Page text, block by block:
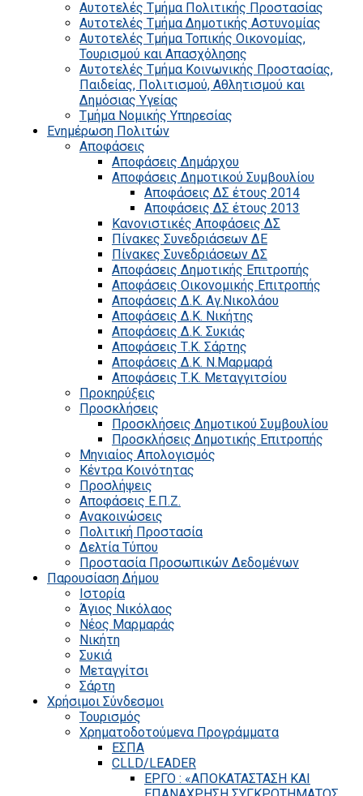
Αυτοτελές Τμήμα Πολιτικής Προστασίας
Αυτοτελές Τμήμα Δημοτικής Αστυνομίας
Αυτοτελές Τμήμα Τοπικής Οικονομίας,
Τουρισμού και Απασχόλησης
Αυτοτελές Τμήμα Κοινωνικής Προστασίας,
Παιδείας, Πολιτισμού, Αθλητισμού και
Δημόσιας Υγείας
Τμήμα Νομικής Υπηρεσίας
Ενημέρωση Πολιτών
Αποφάσεις
Αποφάσεις Δημάρχου
Αποφάσεις Δημοτικού Συμβουλίου
Αποφάσεις ΔΣ έτους 2014
Αποφάσεις ΔΣ έτους 2013
Κανονιστικές Αποφάσεις ΔΣ
Πίνακες Συνεδριάσεων ΔΕ
Πίνακες Συνεδριάσεων ΔΣ
Αποφάσεις Δημοτικής Επιτροπής
Αποφάσεις Οικονομικής Επιτροπής
Αποφάσεις Δ.Κ. Αγ.Νικολάου
Αποφάσεις Δ.Κ. Νικήτης
Αποφάσεις Δ.Κ. Συκιάς
Αποφάσεις Τ.Κ. Σάρτης
Αποφάσεις Δ.Κ. Ν.Μαρμαρά
Αποφάσεις Τ.Κ. Μεταγγιτσίου
Προκηρύξεις
Προσκλήσεις
Προσκλήσεις Δημοτικού Συμβουλίου
Προσκλήσεις Δημοτικής Επιτροπής
Μηνιαίος Απολογισμός
Κέντρα Κοινότητας
Προσλήψεις
Αποφάσεις Ε.Π.Ζ.
Ανακοινώσεις
Πολιτική Προστασία
Δελτία Τύπου
Προστασία Προσωπικών Δεδομένων
Παρουσίαση Δήμου
Ιστορία
Άγιος Νικόλαος
Νέος Μαρμαράς
Νικήτη
Συκιά
Μεταγγίτσι
Σάρτη
Χρήσιμοι Σύνδεσμοι
Τουρισμός
Χρηματοδοτούμενα Προγράμματα
ΕΣΠΑ
CLLD/LEADER
ΕΡΓΟ : «ΑΠΟΚΑΤΑΣΤΑΣΗ ΚΑΙ